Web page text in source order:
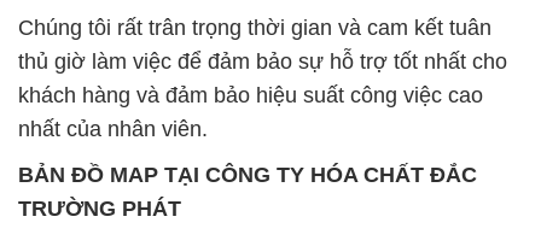
Chúng tôi rất trân trọng thời gian và cam kết tuân
thủ giờ làm việc để đảm bảo sự hỗ trợ tốt nhất cho
khách hàng và đảm bảo hiệu suất công việc cao
nhất của nhân viên.
BẢN ĐỒ MAP TẠI CÔNG TY HÓA CHẤT ĐẮC
TRƯỜNG PHÁT